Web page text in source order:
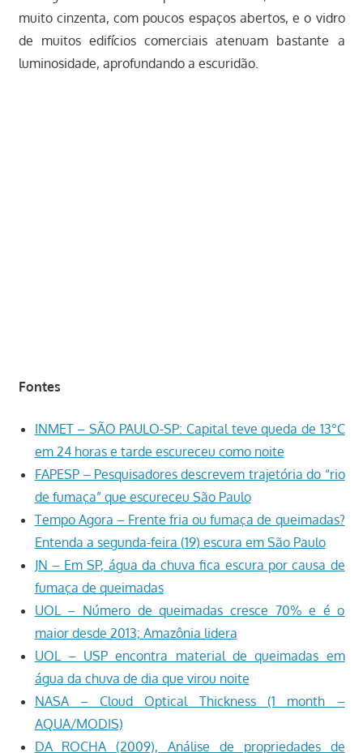
muito cinzenta, com poucos espaços abertos, e o vidro
de muitos edifícios comerciais atenuam bastante a
luminosidade, aprofundando a escuridão.
Fontes
INMET – SÃO PAULO-SP: Capital teve queda de 13°C
em 24 horas e tarde escureceu como noite
FAPESP – Pesquisadores descrevem trajetória do “rio
de fumaça” que escureceu São Paulo
Tempo Agora – Frente fria ou fumaça de queimadas?
Entenda a segunda-feira (19) escura em São Paulo
JN – Em SP, água da chuva fica escura por causa de
fumaça de queimadas
UOL – Número de queimadas cresce 70% e é o
maior desde 2013; Amazônia lidera
UOL – USP encontra material de queimadas em
água da chuva de dia que virou noite
NASA – Cloud Optical Thickness (1 month –
AQUA/MODIS)
DA ROCHA (2009), Análise de propriedades de